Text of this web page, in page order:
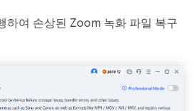
하여 손상된 Zoom 녹화 파일 복구